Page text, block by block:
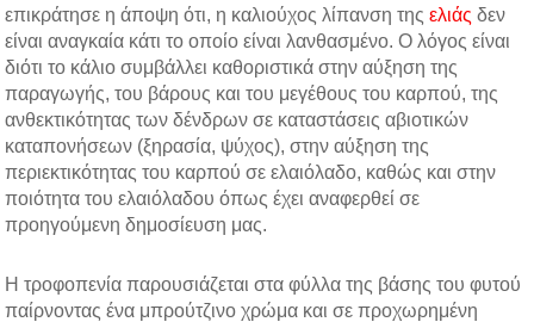
επικράτησε η άποψη ότι, η καλιούχος λίπανση της ελιάς δεν
είναι αναγκαία κάτι το οποίο είναι λανθασμένο. Ο λόγος είναι
διότι το κάλιο συμβάλλει καθοριστικά στην αύξηση της
παραγωγής, του βάρους και του μεγέθους του καρπού, της
ανθεκτικότητας των δένδρων σε καταστάσεις αβιοτικών
καταπονήσεων (ξηρασία, ψύχος), στην αύξηση της
περιεκτικότητας του καρπού σε ελαιόλαδο, καθώς και στην
ποιότητα του ελαιόλαδου όπως έχει αναφερθεί σε
προηγούμενη δημοσίευση μας.
Η τροφοπενία παρουσιάζεται στα φύλλα της βάσης του φυτού
παίρνοντας ένα μπρούτζινο χρώμα και σε προχωρημένη